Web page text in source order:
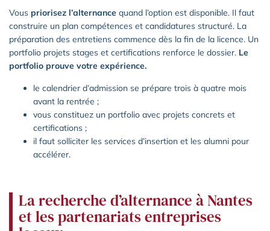
Vous priorisez l’alternance quand l’option est disponible. Il faut
construire un plan compétences et candidatures structuré. La
préparation des entretiens commence dès la fin de la licence. Un
portfolio projets stages et certifications renforce le dossier. Le
portfolio prouve votre expérience.
le calendrier d’admission se prépare trois à quatre mois
avant la rentrée ;
vous constituez un portfolio avec projets concrets et
certifications ;
il faut solliciter les services d’insertion et les alumni pour
accélérer.
La recherche d’alternance à Nantes
et les partenariats entreprises